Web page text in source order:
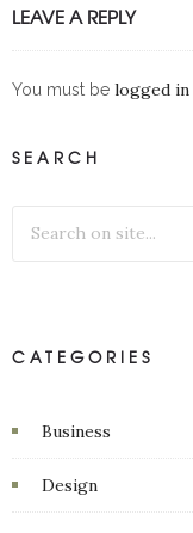
LEAVE A REPLY
You must be logged in
SEARCH
CATEGORIES
Business
Design